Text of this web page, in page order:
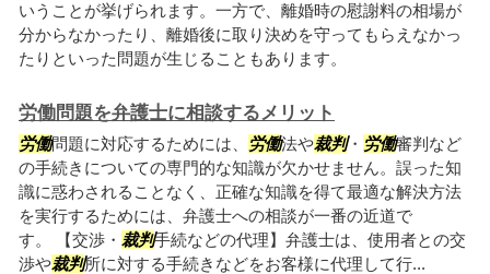
いうことが挙げられます。一方で、離婚時の慰謝料の相場が
分からなかったり、離婚後に取り決めを守ってもらえなかっ
たりといった問題が生じることもあります。
労働問題を弁護士に相談するメリット
労働問題に対応するためには、 労働法や裁判・ 労働審判など
の手続きについての専門的な知識が欠かせません。誤った知
識に惑わされることなく、正確な知識を得て最適な解決方法
を実行するためには、弁護士への相談が一番の近道で
す。 【交渉・ 裁判手続などの代理】弁護士は、使用者との交
渉や裁判所に対する手続きなどをお客様に代理して行...